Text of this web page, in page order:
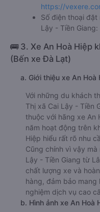
https://
Số điện thoại
Lậy - Tiền Giang:
🚌 3. Xe An Hoà Hiệp
(Bến xe Đà Lạt)
a. Giới thiệu xe An Hoà
Với những du khách
Thị xã Cai Lậy - Tiền
thuộc với hãng xe An
năm hoạt động trên
Hiệp hiểu rất rõ nhu
Cũng chính vì vậy mà
Lậy - Tiền Giang từ
chất lượng xe và
hàng, đảm bảo
nghiệm dịch vụ cao
b. Hình ảnh xe An Hoà